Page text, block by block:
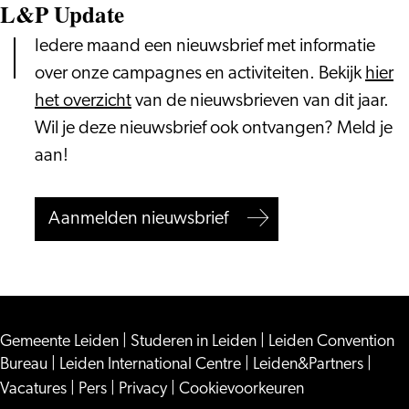
L&P Update
Iedere maand een nieuwsbrief met informatie
over onze campagnes en activiteiten. Bekijk hier
het overzicht van de nieuwsbrieven van dit jaar.
Wil je deze nieuwsbrief ook ontvangen? Meld je
aan!
Aanmelden nieuwsbrief
Gemeente Leiden Studeren in Leiden
Leiden Convention
Bureau
Leiden International Centre Leiden&Partners
Vacatures
Pers Privacy Cookievoorkeuren